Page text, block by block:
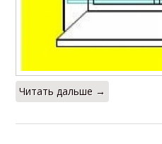
Запчасти для
Механизм для
Читать дальше →